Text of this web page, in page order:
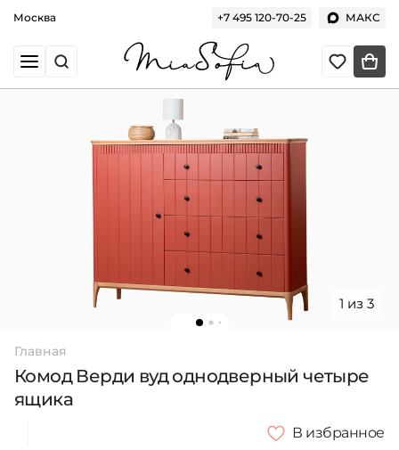
Москва +7 495 120-70-25 МАКС
1 из 3
Главная
Комод Верди вуд однодверный четыре
ящика
В избранное